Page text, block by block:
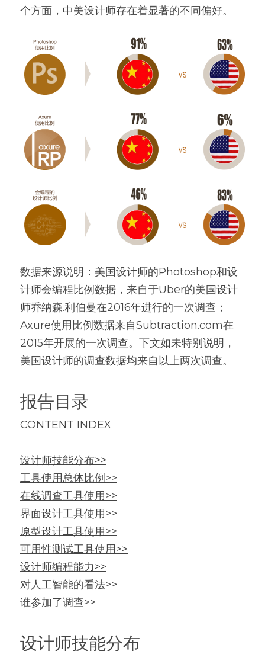
个方面，中美设计师存在着显著的不同偏好。
数据来源说明：美国设计师的Photoshop和设
计师会编程比例数据，来自于Uber的美国设计
师乔纳森.利伯曼在2016年进行的一次调查；
Axure使用比例数据来自Subtraction.com在
2015年开展的一次调查。下文如未特别说明，
美国设计师的调查数据均来自以上两次调查。
报告目录
CONTENT INDEX
设计师技能分布>>
工具使用总体比例>>
在线调查工具使用>>
界面设计工具使用>>
原型设计工具使用>>
可用性测试工具使用>>
设计师编程能力>>
对人工智能的看法>>
谁参加了调查>>
设计师技能分布